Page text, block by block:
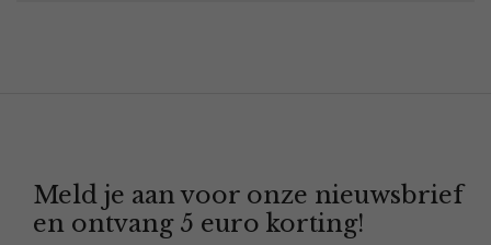
Meld je aan voor onze nieuwsbrief
en ontvang 5 euro korting!